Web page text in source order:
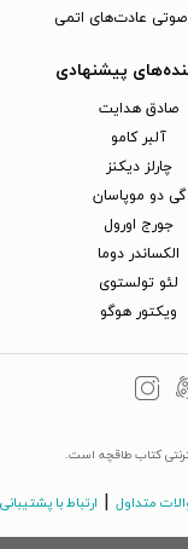
عادت‌های اتمی
پیشنهادی
صادق هدایت
آلبر کامو
چارلز دیکنز
گی دو موپاسان
جورج اورول
الکساندر دوما
لئو تولستوی
ویکتور هوگو
کتاب طاقچه است.
متداول ارتباط با پشتیبانی